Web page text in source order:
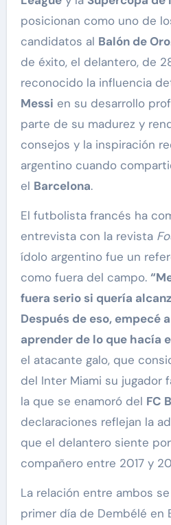
posicionan como uno de
candidatos al Balón de Oro
de éxito, el delantero, de
reconocido la influencia
Messi en su desarrollo
parte de su madurez y
consejos y la inspiración
argentino cuando
el Barcelona.
El futbolista francés ha
entrevista con la revista
ídolo argentino fue un
como fuera del campo.
fuera serio si quería
Después de eso, empecé
aprender de lo que hacía
el atacante galo, que
del Inter Miami su jugador
la que se enamoró del FC
declaraciones reflejan la
que el delantero siente
compañero entre 2017 y
La relación entre ambos
primer día de Dembélé en